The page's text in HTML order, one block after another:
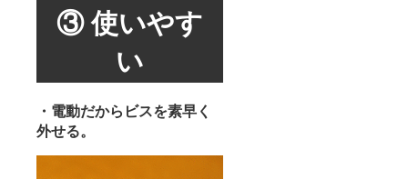
③ 使いやす
い
・電動だからビスを素早く
外せる。